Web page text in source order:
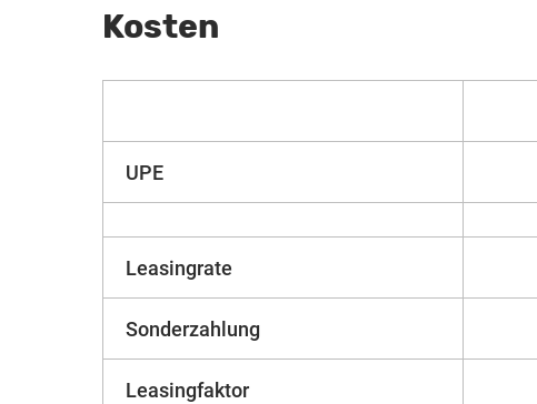
Kosten
UPE
Leasingrate
Sonderzahlung
Leasingfaktor